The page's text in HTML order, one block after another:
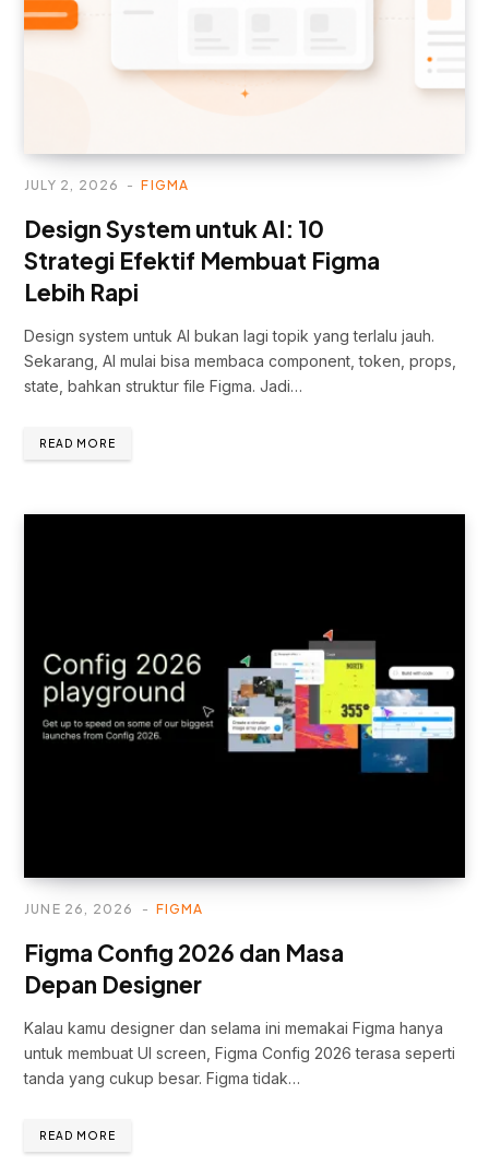
FIGMA
JULY 2, 2026
Design System untuk AI: 10
Strategi Efektif Membuat Figma
Lebih Rapi
Design system untuk AI bukan lagi topik yang terlalu jauh.
Sekarang, AI mulai bisa membaca component, token, props,
state, bahkan struktur file Figma. Jadi…
READ MORE
FIGMA
JUNE 26, 2026
Figma Config 2026 dan Masa
Depan Designer
Kalau kamu designer dan selama ini memakai Figma hanya
untuk membuat UI screen, Figma Config 2026 terasa seperti
tanda yang cukup besar. Figma tidak…
READ MORE